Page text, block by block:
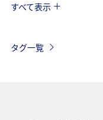
オーストリア
すべて表示
タグ一覧